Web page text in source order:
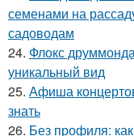
семенами на
садоводам
24. Флокс
уникальный вид
25. Афиша
знать
26. Без профиля: